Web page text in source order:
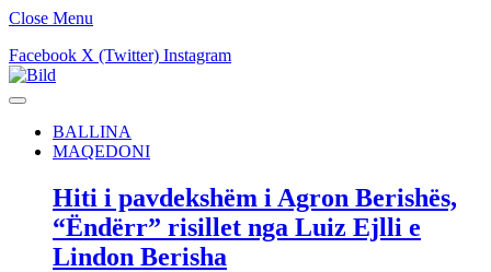
Close Menu
Facebook X (Twitter) Instagram
BALLINA
MAQEDONI
Hiti i pavdekshëm i Agron Berishës,
“Ëndërr” risillet nga Luiz Ejlli e
Lindon Berisha